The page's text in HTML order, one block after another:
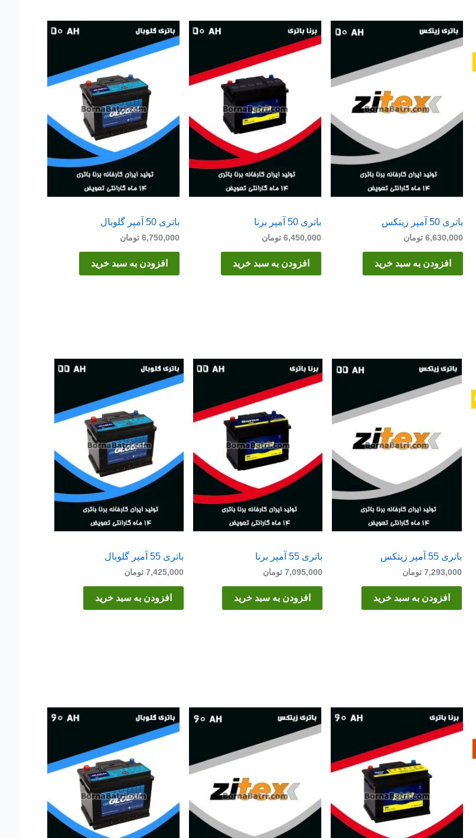
باتری 50 آمپر زیتکس
6,630,000 تومان
افزودن به سبد خرید
باتری 50 آمپر برنا
6,450,000 تومان
افزودن به سبد خرید
باتری 50 آمپر گلوبال
6,750,000 تومان
افزودن به سبد خرید
باتری 55 آمپر زیتکس
7,293,000 تومان
افزودن به سبد خرید
باتری 55 آمپر برنا
7,095,000 تومان
افزودن به سبد خرید
باتری 55 آمپر گلوبال
7,425,000 تومان
افزودن به سبد خرید